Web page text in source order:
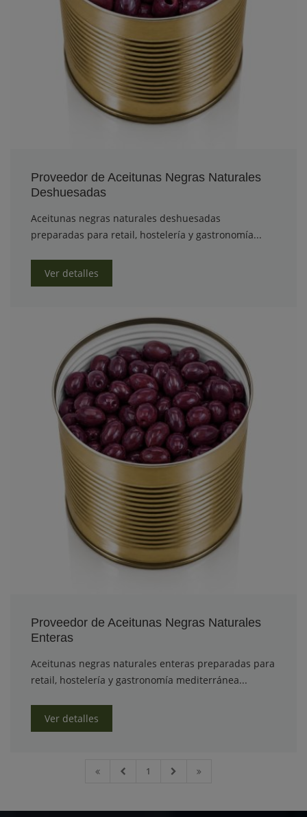
Proveedor de Aceitunas Negras Naturales
Deshuesadas
Aceitunas negras naturales deshuesadas
preparadas para retail, hostelería y gastronomía...
Ver detalles
Proveedor de Aceitunas Negras Naturales
Enteras
Aceitunas negras naturales enteras preparadas para
retail, hostelería y gastronomía mediterránea...
Ver detalles
1